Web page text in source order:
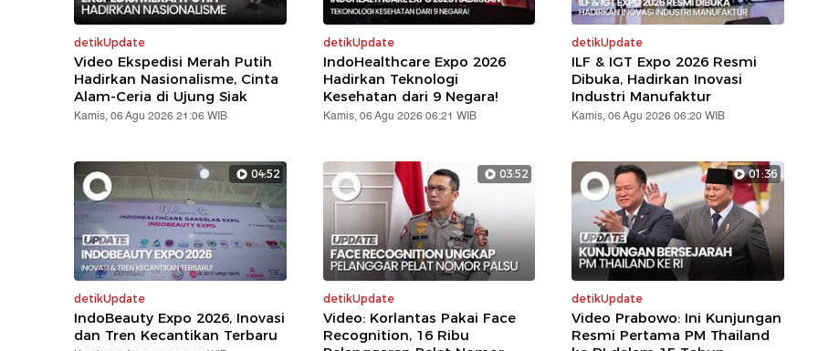
detikUpdate
Video Ekspedisi Merah Putih
Hadirkan Nasionalisme, Cinta
Alam-Ceria di Ujung Siak
Kamis, 06 Agu 2026 21:06 WIB
detikUpdate
IndoHealthcare Expo 2026
Hadirkan Teknologi
Kesehatan dari 9 Negara!
Kamis, 06 Agu 2026 06:21 WIB
detikUpdate
ILF & IGT Expo 2026 Resmi
Dibuka, Hadirkan Inovasi
Industri Manufaktur
Kamis, 06 Agu 2026 06:20 WIB
04:52
detikUpdate
IndoBeauty Expo 2026, Inovasi
dan Tren Kecantikan Terbaru
03:52
detikUpdate
Video: Korlantas Pakai Face
Recognition, 16 Ribu
01:36
detikUpdate
Video Prabowo: Ini Kunjungan
Resmi Pertama PM Thailand